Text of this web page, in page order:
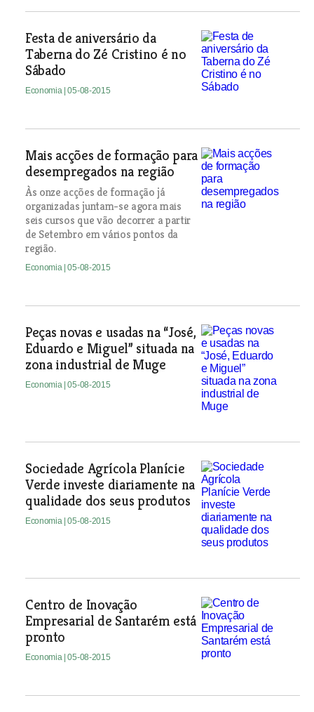
Festa de aniversário da
Taberna do Zé Cristino é no
Sábado
Economia | 05-08-2015
Mais acções de formação para
desempregados na região
Às onze acções de formação já
organizadas juntam-se agora mais
seis cursos que vão decorrer a partir
de Setembro em vários pontos da
região.
Economia | 05-08-2015
Peças novas e usadas na “José,
Eduardo e Miguel” situada na
zona industrial de Muge
Economia | 05-08-2015
Sociedade Agrícola Planície
Verde investe diariamente na
qualidade dos seus produtos
Economia | 05-08-2015
Centro de Inovação
Empresarial de Santarém está
pronto
Economia | 05-08-2015